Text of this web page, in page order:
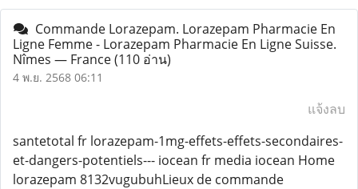
Commande Lorazepam. Lorazepam Pharmacie En
Ligne Femme - Lorazepam Pharmacie En Ligne Suisse.
Nîmes — France(110 อ่าน)
4 พ.ย. 2568 06:11
แจ้งลบ
santetotal fr lorazepam-1mg-effets-effets-secondaires-
et-dangers-potentiels--- iocean fr media iocean Home
lorazepam 8132vugubuhLieux de commande